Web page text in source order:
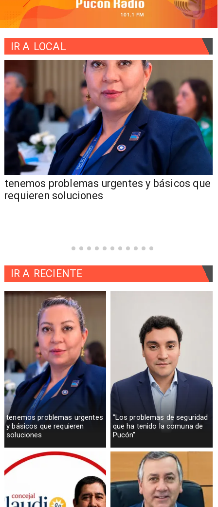
IR A LOCAL
tenemos problemas urgentes y básicos que
requieren soluciones
tenemos problemas urgentes
y básicos que requieren
soluciones
"Los problemas de seguridad
que ha tenido la comuna de
Pucón"
IR A RECIENTE